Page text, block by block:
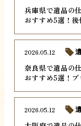
兵庫県で遺品の
おすすめ5選！
奈良県で遺品の
おすすめ5選！
2026.05.12
2026.05.12